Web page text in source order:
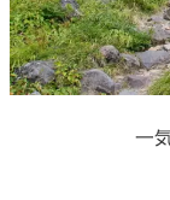
一